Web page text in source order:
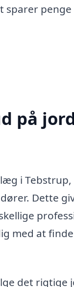
penge
på
i
Dette
med at
det rigtige